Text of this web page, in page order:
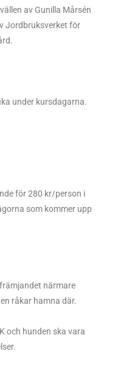
av Gunilla Mårsén
Jordbruksverket för
under kursdagarna.
för 280 kr/person i
som kommer upp
närmare
råkar hamna där.
och hunden ska vara